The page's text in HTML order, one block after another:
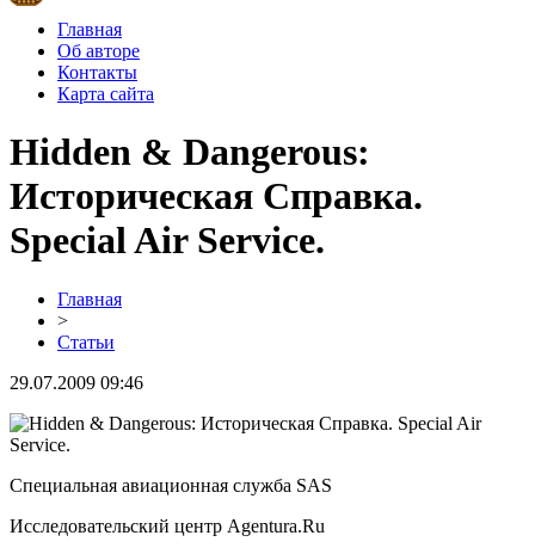
Главная
Об авторе
Контакты
Карта сайта
Hidden & Dangerous:
Историческая Справка.
Special Air Service.
Главная
>
Статьи
29.07.2009 09:46
Специальная авиационная служба SAS
Исследовательский центр Agentura.Ru